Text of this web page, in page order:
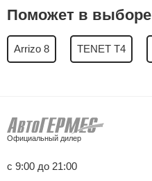
Поможет в выборе
Arrizo 8 TENET T4
Официальный дилер
с 9:00 до 21:00